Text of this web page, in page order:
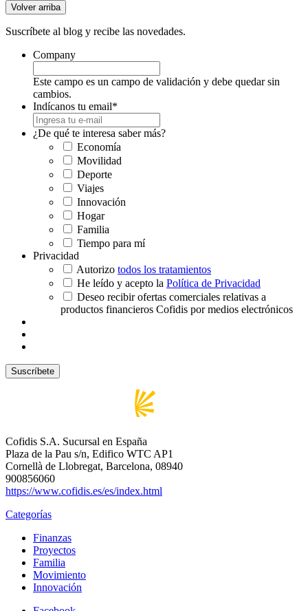
Volver arriba
Suscríbete al blog y recibe las novedades.
Company
Este campo es un campo de validación y debe quedar sin
cambios.
Indícanos tu email*
¿De qué te interesa saber más?
Economía
Movilidad
Deporte
Viajes
Innovación
Hogar
Familia
Tiempo para mí
Privacidad
Autorizo todos los tratamientos
He leído y acepto la Política de Privacidad
Deseo recibir ofertas comerciales relativas a
productos financieros Cofidis por medios electrónicos
Cofidis S.A. Sucursal en España
Plaza de la Pau s/n, Edifico WTC AP1
Cornellà de Llobregat, Barcelona, 08940
900856060
https://www.cofidis.es/es/index.html
Categorías
Finanzas
Proyectos
Familia
Movimiento
Innovación